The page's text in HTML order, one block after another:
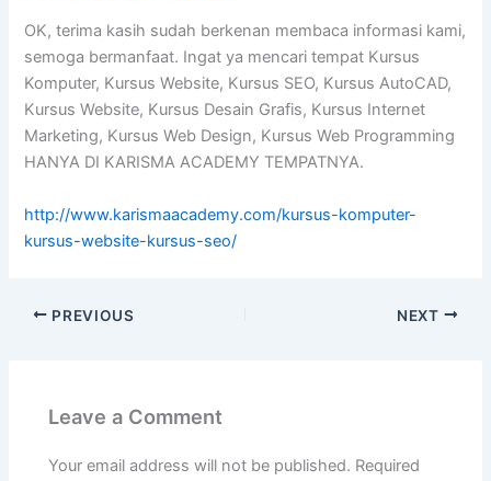
OK, terima kasih sudah berkenan membaca informasi kami,
semoga bermanfaat. Ingat ya mencari tempat Kursus
Komputer, Kursus Website, Kursus SEO, Kursus AutoCAD,
Kursus Website, Kursus Desain Grafis, Kursus Internet
Marketing, Kursus Web Design, Kursus Web Programming
HANYA DI KARISMA ACADEMY TEMPATNYA.
http://www.karismaacademy.com/kursus-komputer-
kursus-website-kursus-seo/
PREVIOUS NEXT
Leave a Comment
Your email address will not be published. Required